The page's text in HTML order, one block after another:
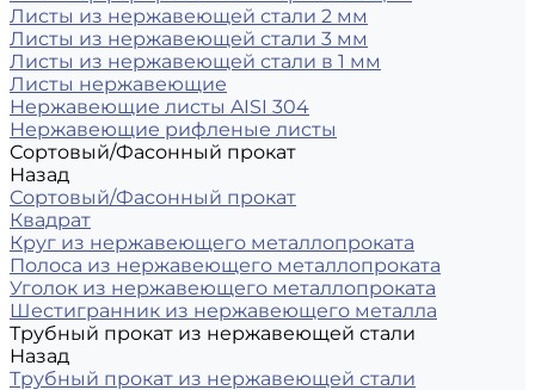
Листы из нержавеющей стали 2 мм
Листы из нержавеющей стали 3 мм
Листы из нержавеющей стали в 1 мм
Листы нержавеющие
Нержавеющие листы AISI 304
Нержавеющие рифленые листы
Сортовый/Фасонный прокат
Назад
Сортовый/Фасонный прокат
Квадрат
Круг из нержавеющего металлопроката
Полоса из нержавеющего металлопроката
Уголок из нержавеющего металлопроката
Шестигранник из нержавеющего металла
Трубный прокат из нержавеющей стали
Назад
Трубный прокат из нержавеющей стали